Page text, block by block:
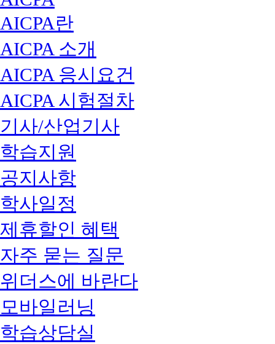
AICPA란
AICPA 소개
AICPA 응시요건
AICPA 시험절차
기사/산업기사
학습지원
공지사항
학사일정
제휴할인 혜택
자주 묻는 질문
위더스에 바란다
모바일러닝
학습상담실